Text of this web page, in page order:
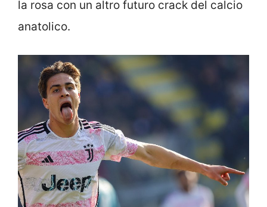
la rosa con un altro futuro crack del calcio
anatolico.